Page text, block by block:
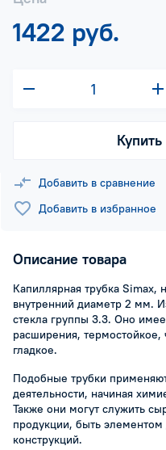
1422 руб.
Добавить в сравнение
Добавить в избранное
Описание товара
Капиллярная трубка
внутренний диаметр 2 мм.
стекла группы 3.3. Оно
расширения,
гладкое.
Подобные трубки
деятельности, начиная
Также они могут служить
продукции, быть
конструкций.